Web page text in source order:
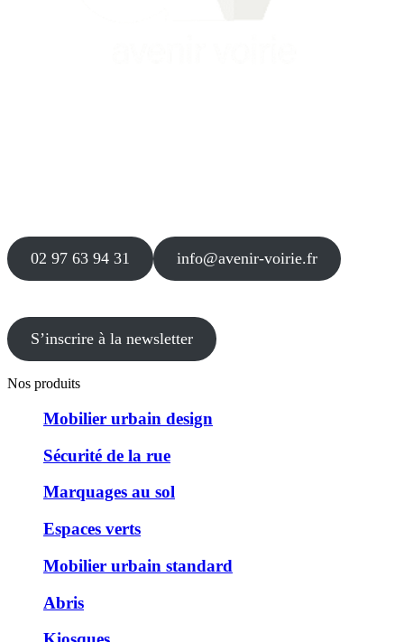
02 97 63 94 31 info@avenir-voirie.fr
S’inscrire à la newsletter
Nos produits
Mobilier urbain design
Sécurité de la rue
Marquages au sol
Espaces verts
Mobilier urbain standard
Abris